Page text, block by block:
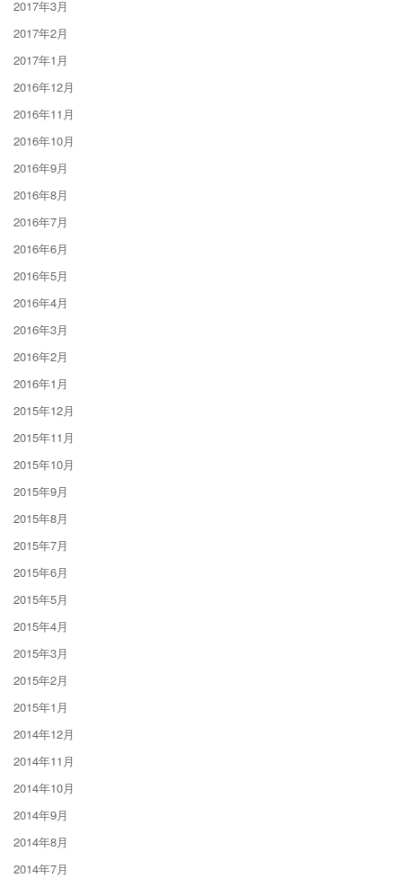
2017年3月
2017年2月
2017年1月
2016年12月
2016年11月
2016年10月
2016年9月
2016年8月
2016年7月
2016年6月
2016年5月
2016年4月
2016年3月
2016年2月
2016年1月
2015年12月
2015年11月
2015年10月
2015年9月
2015年8月
2015年7月
2015年6月
2015年5月
2015年4月
2015年3月
2015年2月
2015年1月
2014年12月
2014年11月
2014年10月
2014年9月
2014年8月
2014年7月